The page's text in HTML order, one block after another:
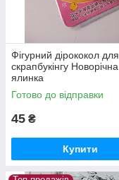
Фігурний дірококол для
скрапбукінгу Новорічна
ялинка
Готово до відправки
45 ₴
Купити